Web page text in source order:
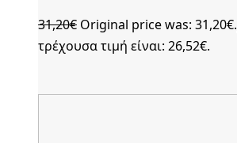
31,20€ Original price was: 31,20€.
τρέχουσα τιμή είναι: 26,52€.